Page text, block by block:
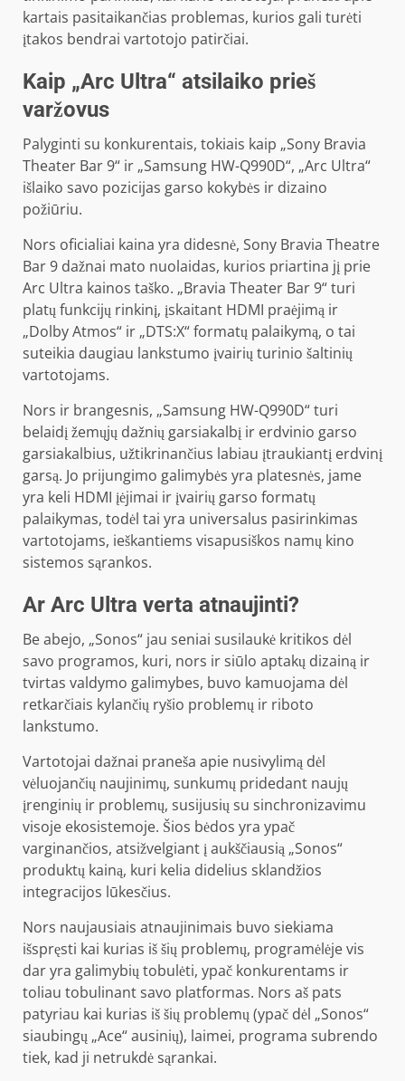
kartais pasitaikančias problemas, kurios gali turėti
įtakos bendrai vartotojo patirčiai.
Kaip „Arc Ultra“ atsilaiko prieš
varžovus
Palyginti su konkurentais, tokiais kaip „Sony Bravia
Theater Bar 9“ ir „Samsung HW-Q990D“, „Arc Ultra“
išlaiko savo pozicijas garso kokybės ir dizaino
požiūriu.
Nors oficialiai kaina yra didesnė, Sony Bravia Theatre
Bar 9 dažnai mato nuolaidas, kurios priartina jį prie
Arc Ultra kainos taško. „Bravia Theater Bar 9“ turi
platų funkcijų rinkinį, įskaitant HDMI praėjimą ir
„Dolby Atmos“ ir „DTS:X“ formatų palaikymą, o tai
suteikia daugiau lankstumo įvairių turinio šaltinių
vartotojams.
Nors ir brangesnis, „Samsung HW-Q990D“ turi
belaidį žemųjų dažnių garsiakalbį ir erdvinio garso
garsiakalbius, užtikrinančius labiau įtraukiantį erdvinį
garsą. Jo prijungimo galimybės yra platesnės, jame
yra keli HDMI įėjimai ir įvairių garso formatų
palaikymas, todėl tai yra universalus pasirinkimas
vartotojams, ieškantiems visapusiškos namų kino
sistemos sąrankos.
Ar Arc Ultra verta atnaujinti?
Be abejo, „Sonos“ jau seniai susilaukė kritikos dėl
savo programos, kuri, nors ir siūlo aptakų dizainą ir
tvirtas valdymo galimybes, buvo kamuojama dėl
retkarčiais kylančių ryšio problemų ir riboto
lankstumo.
Vartotojai dažnai praneša apie nusivylimą dėl
vėluojančių naujinimų, sunkumų pridedant naujų
įrenginių ir problemų, susijusių su sinchronizavimu
visoje ekosistemoje. Šios bėdos yra ypač
varginančios, atsižvelgiant į aukščiausią „Sonos“
produktų kainą, kuri kelia didelius sklandžios
integracijos lūkesčius.
Nors naujausiais atnaujinimais buvo siekiama
išspręsti kai kurias iš šių problemų, programėlėje vis
dar yra galimybių tobulėti, ypač konkurentams ir
toliau tobulinant savo platformas. Nors aš pats
patyriau kai kurias iš šių problemų (ypač dėl „Sonos“
siaubingų „Ace“ ausinių), laimei, programa subrendo
tiek, kad ji netrukdė sąrankai.